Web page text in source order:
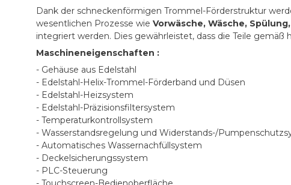
Dank der schneckenförmigen Trommel-Förderstruktur
wesentlichen Prozesse wieVorwäsche, Wäsche,
integriert werden. Dies gewährleistet, dass die Teile
Maschineneigenschaften :
- Gehäuse aus Edelstahl
- Edelstahl-Helix-Trommel-Förderband und Düsen
- Edelstahl-Heizsystem
- Edelstahl-Präzisionsfiltersystem
- Temperaturkontrollsystem
- Wasserstandsregelung und Widerstands-/
- Automatisches Wassernachfüllsystem
- Deckelsicherungssystem
- PLC-Steuerung